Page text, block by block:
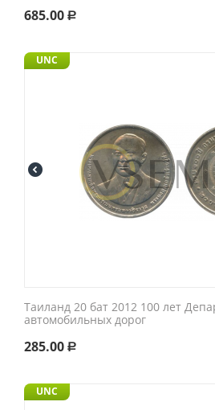
685.00 Р
UNC
Таиланд 20 бат 2012 100 лет
автомобильных дорог
285.00 Р
UNC